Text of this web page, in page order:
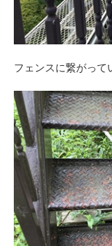
フェンスに繋がって